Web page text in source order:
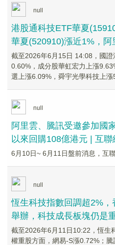
null
港股通科技ETF華夏
華夏(520910)漲近1%，
截至2026年6月15日 14:08，國
0.60%，成分股華虹宏力上漲
選上漲6.09%，舜宇光學科技上漲
null
阿里雲、騰訊受邀參加國
以來回購108億港元 | 互
6月10日~ 6月11日盤前消息，互
null
恆生科技指數回調超2%
舉辦，科技成長板塊仍是
截至2026年6月11日10:22，恆生
權重股方面，網易-S漲0.72%；